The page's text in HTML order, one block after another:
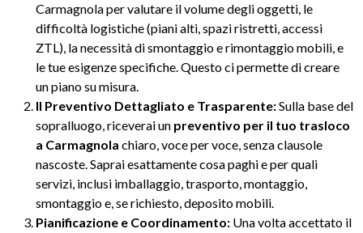
Carmagnola per valutare il volume degli oggetti, le
difficoltà logistiche (piani alti, spazi ristretti, accessi
ZTL), la necessità di smontaggio e rimontaggio mobili, e
le tue esigenze specifiche. Questo ci permette di creare
un piano su misura.
Il Preventivo Dettagliato e Trasparente:Sulla base del
sopralluogo, riceverai un preventivo per il tuo trasloco
a Carmagnola chiaro, voce per voce, senza clausole
nascoste. Saprai esattamente cosa paghi e per quali
servizi, inclusi imballaggio, trasporto, montaggio,
smontaggio e, se richiesto, deposito mobili.
Pianificazione e Coordinamento: Una volta accettato il